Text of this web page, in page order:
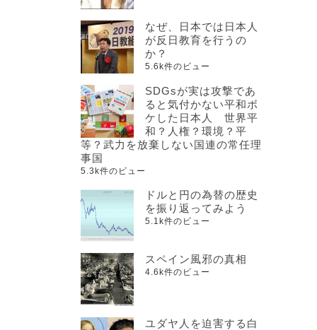
なぜ、日本では日本人
が反日教育を行うの
か？
5.6k件のビュー
SDGsが実は攻撃であ
ると気付かない平和ボ
ケした日本人 世界平
和？人権？環境？平
等？武力を放棄しない国連の常任理
事国
5.3k件のビュー
ドルと円の為替の歴史
を振り返ってみよう
5.1k件のビュー
スペイン風邪の真相
4.6k件のビュー
ユダヤ人を迫害する白